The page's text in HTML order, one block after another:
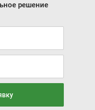
решение